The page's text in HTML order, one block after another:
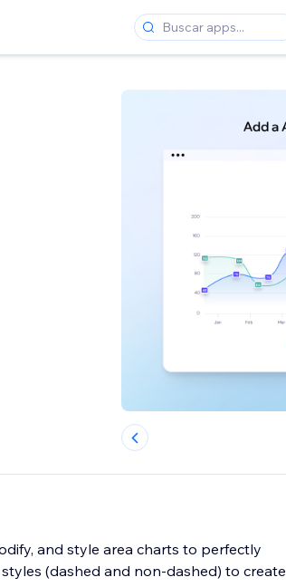
and style area charts to perfectly
(dashed and non-dashed) to create